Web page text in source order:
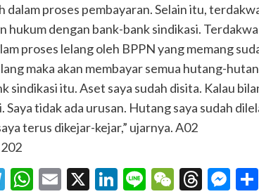
dalam proses pembayaran. Selain itu,
hukum dengan bank-bank sindikasi.
proses lelang oleh BPPN yang memang
maka akan membayar semua hutang-
sindikasi itu. Aset saya sudah disita. Kalau
Saya tidak ada urusan. Hutang saya sudah
terus dikejar-kejar,” ujarnya. A02
202
Telegram
WhatsApp
Email
X LinkedIn
LineWeChat